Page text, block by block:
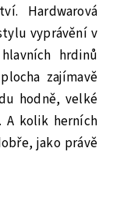
Hardwarová
vyprávění v
hrdinů
zajímavě
hodně, velké
A kolik herních
jako právě